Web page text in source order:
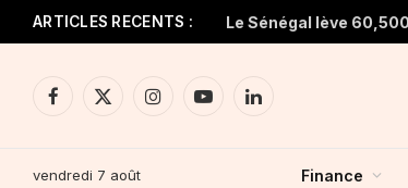
ARTICLES RECENTS :
Facebook
X
InstagramYouTubeLinkedIn
vendredi 7 août Finance